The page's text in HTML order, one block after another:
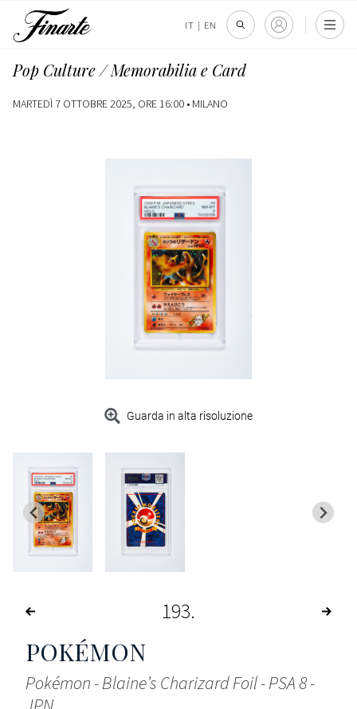
IT | EN
Pop Culture / Memorabilia e Card
MARTEDÌ 7 OTTOBRE 2025, ORE 16:00 • MILANO
Guarda in alta risoluzione
193
POKÉMON
Pokémon - Blaine’s Charizard Foil - PSA 8 -